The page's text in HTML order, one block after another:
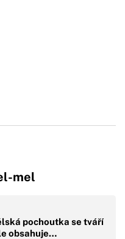
mel
pochoutka se tváří
obsahuje…